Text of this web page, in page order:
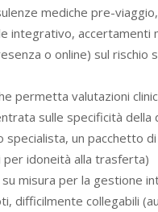
mediche pre-
integrativo, accertamenti
o online) sul rischio
permetta valutazioni
sulle specificità
un pacchetto
idoneità alla trasferta)
misura per la gestione
difficilmente collegabili